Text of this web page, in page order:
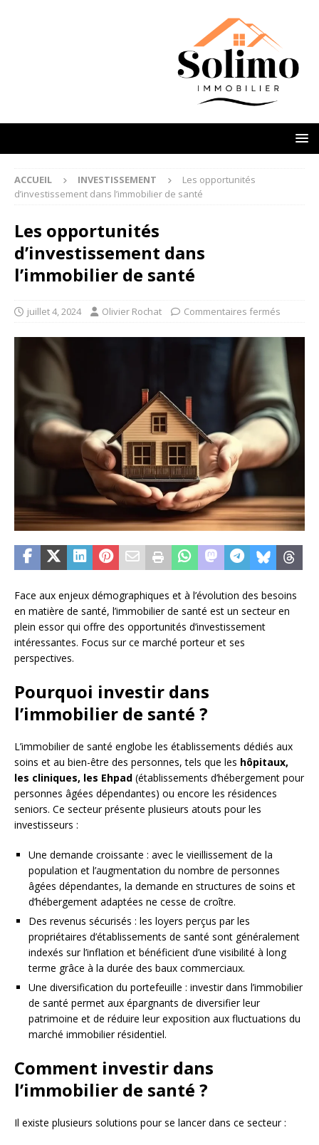
ACCUEIL INVESTISSEMENT
Les opportunités
d’investissement dans l’immobilier de santé
Les opportunités
d’investissement dans
l’immobilier de santé
juillet 4, 2024 Olivier Rochat Commentaires fermés
Face aux enjeux démographiques et à l’évolution des besoins
en matière de santé, l’immobilier de santé est un secteur en
plein essor qui offre des opportunités d’investissement
intéressantes. Focus sur ce marché porteur et ses
perspectives.
Pourquoi investir dans
l’immobilier de santé ?
L’immobilier de santé englobe les établissements dédiés aux
soins et au bien-être des personnes, tels que les hôpitaux,
les cliniques, les Ehpad (établissements d’hébergement pour
personnes âgées dépendantes) ou encore les résidences
seniors. Ce secteur présente plusieurs atouts pour les
investisseurs :
Une demande croissante : avec le vieillissement de la
population et l’augmentation du nombre de personnes
âgées dépendantes, la demande en structures de soins et
d’hébergement adaptées ne cesse de croître.
Des revenus sécurisés : les loyers perçus par les
propriétaires d’établissements de santé sont généralement
indexés sur l’inflation et bénéficient d’une visibilité à long
terme grâce à la durée des baux commerciaux.
Une diversification du portefeuille : investir dans l’immobilier
de santé permet aux épargnants de diversifier leur
patrimoine et de réduire leur exposition aux fluctuations du
marché immobilier résidentiel.
Comment investir dans
l’immobilier de santé ?
Il existe plusieurs solutions pour se lancer dans ce secteur :